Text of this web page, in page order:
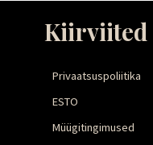
Kiirviited
Privaatsuspoliitika
ESTO
Müügitingimused